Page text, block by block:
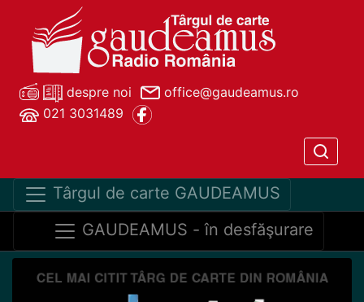
despre noi
office@gaudeamus.ro
021 3031489
Târgul de carte GAUDEAMUS
GAUDEAMUS - în desfăşurare